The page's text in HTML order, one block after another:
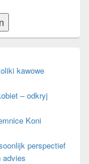
kawowe
– odkryj
Koni
perspectief
advies